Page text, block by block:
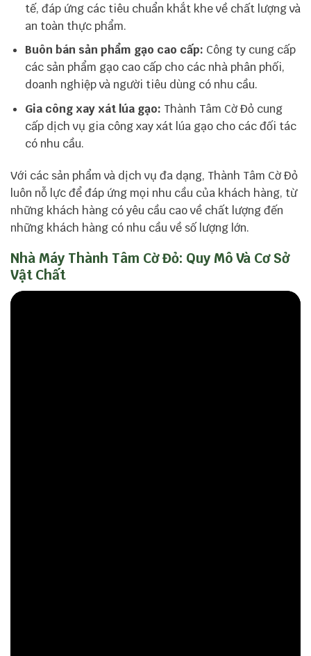
tế, đáp ứng các tiêu chuẩn khắt khe về chất lượng và
an toàn thực phẩm.
Buôn bán sản phẩm gạo cao cấp: Công ty cung cấp
các sản phẩm gạo cao cấp cho các nhà phân phối,
doanh nghiệp và người tiêu dùng có nhu cầu.
Gia công xay xát lúa gạo: Thành Tâm Cờ Đỏ cung
cấp dịch vụ gia công xay xát lúa gạo cho các đối tác
có nhu cầu.
Với các sản phẩm và dịch vụ đa dạng, Thành Tâm Cờ Đỏ
luôn nỗ lực để đáp ứng mọi nhu cầu của khách hàng, từ
những khách hàng có yêu cầu cao về chất lượng đến
những khách hàng có nhu cầu về số lượng lớn.
Nhà Máy Thành Tâm Cờ Đỏ: Quy Mô Và Cơ Sở
Vật Chất